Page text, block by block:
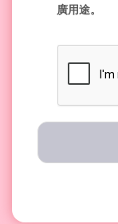
廣用途。